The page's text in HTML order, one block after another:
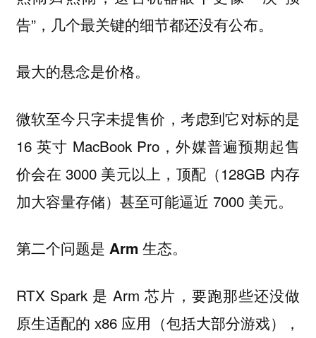
告”，几个最关键的细节都还没有公布。
最大的悬念是价格。
微软至今只字未提售价，考虑到它对标的是
16 英寸 MacBook Pro，外媒普遍预期起售
价会在 3000 美元以上，顶配（128GB 内存
加大容量存储）甚至可能逼近 7000 美元。
第二个问题是 Arm 生态。
RTX Spark 是 Arm 芯片，要跑那些还没做
原生适配的 x86 应用（包括大部分游戏），